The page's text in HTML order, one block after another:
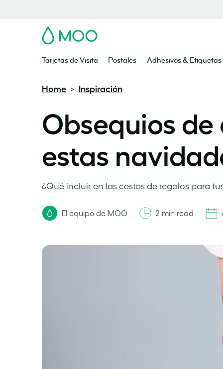
MOO
Tarjetas de Visita Postales Adhesivos & Etiquetas
Home > Inspiración
Obsequios
estas
¿Qué incluir en las cestas de regalos para
El equipo de MOO 2 min read